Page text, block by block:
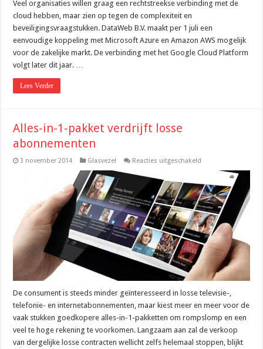
Veel organisaties willen graag een rechtstreekse verbinding met de
cloud hebben, maar zien op tegen de complexiteit en
beveiligingsvraagstukken. DataWeb B.V. maakt per 1 juli een
eenvoudige koppeling met Microsoft Azure en Amazon AWS mogelijk
voor de zakelijke markt. De verbinding met het Google Cloud Platform
volgt later dit jaar. …
Lees Verder
Alles-in-1-pakket verdrijft losse
abonnementen
3 november 2014 Glasvezel Reacties uitgeschakeld
1-
pakket
verdrijft
losse
abonnementen
De consument is steeds minder geïnteresseerd in losse televisie-,
telefonie- en internetabonnementen, maar kiest meer en meer voor de
vaak stukken goedkopere alles-in-1-pakketten om rompslomp en een
veel te hoge rekening te voorkomen. Langzaam aan zal de verkoop
van dergelijke losse contracten wellicht zelfs helemaal stoppen, blijkt